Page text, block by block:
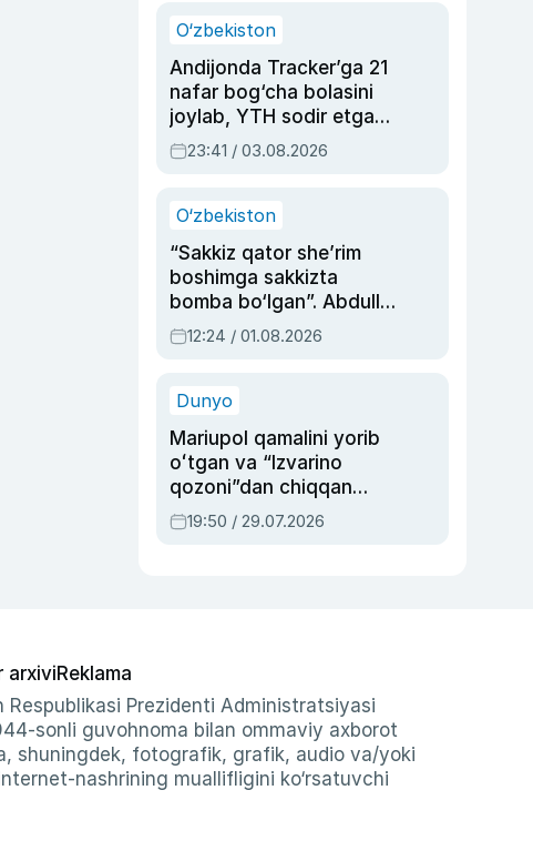
O‘zbekiston
Andijonda Tracker’ga 21
nafar bog‘cha bolasini
joylab, YTH sodir etgan
ayolga sud hukmi o‘qildi
23:41 / 03.08.2026
O‘zbekiston
“Sakkiz qator she’rim
boshimga sakkizta
bomba bo‘lgan”. Abdulla
Oripovni siyosiy
ayblovlardan asrab
12:24 / 01.08.2026
Dunyo
Mariupol qamalini yorib
oʻtgan va “Izvarino
qozoni”dan chiqqan
qahramon — Ukraina
armiyasi bosh
19:50 / 29.07.2026
arxiviReklama
Respublikasi Prezidenti Administratsiyasi
sonli guvohnoma bilan ommaviy axborot
shuningdek, fotografik, grafik, audio va/yoki
nashrining muallifligini ko‘rsatuvchi